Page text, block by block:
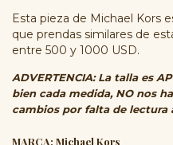
Esta pieza de Michael Kors
que prendas similares de
entre 500 y 1000 USD.
ADVERTENCIA: La talla es
bien cada medida, NO nos
cambios por falta de lectura
MARCA: Michael Kors